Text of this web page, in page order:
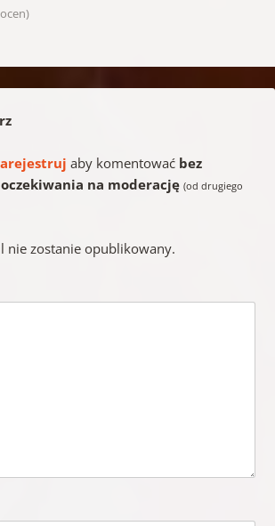
aby komentować bez
oczekiwania na moderację (od drugiego
nie zostanie opublikowany.